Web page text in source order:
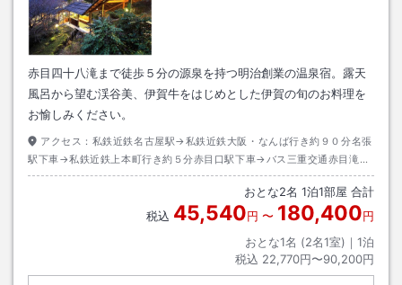
赤目四十八滝まで徒歩５分の源泉を持つ明治創業の温泉宿。露天
風呂から望む渓谷美、伊賀牛をはじめとした伊賀の旬のお料理を
お愉しみください。
アクセス： 私鉄近鉄名古屋駅→私鉄近鉄大阪・なんば行き約９０分名張
駅下車→私鉄近鉄上本町行き約５分赤目口駅下車→バス三重交通赤目滝行
き約１０分赤目滝下車→徒歩約１分
おとな2名 1泊1部屋 合計
税込 45,540円 〜 180,400円
おとな1名 (2名1室)｜ 1泊
税込 22,770円〜90,200円